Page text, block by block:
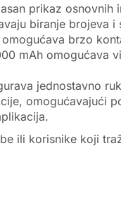
prikaz
biranje brojeva
brzo
mAh omogućava
jednostavno
omogućavajući
ili korisnike koji